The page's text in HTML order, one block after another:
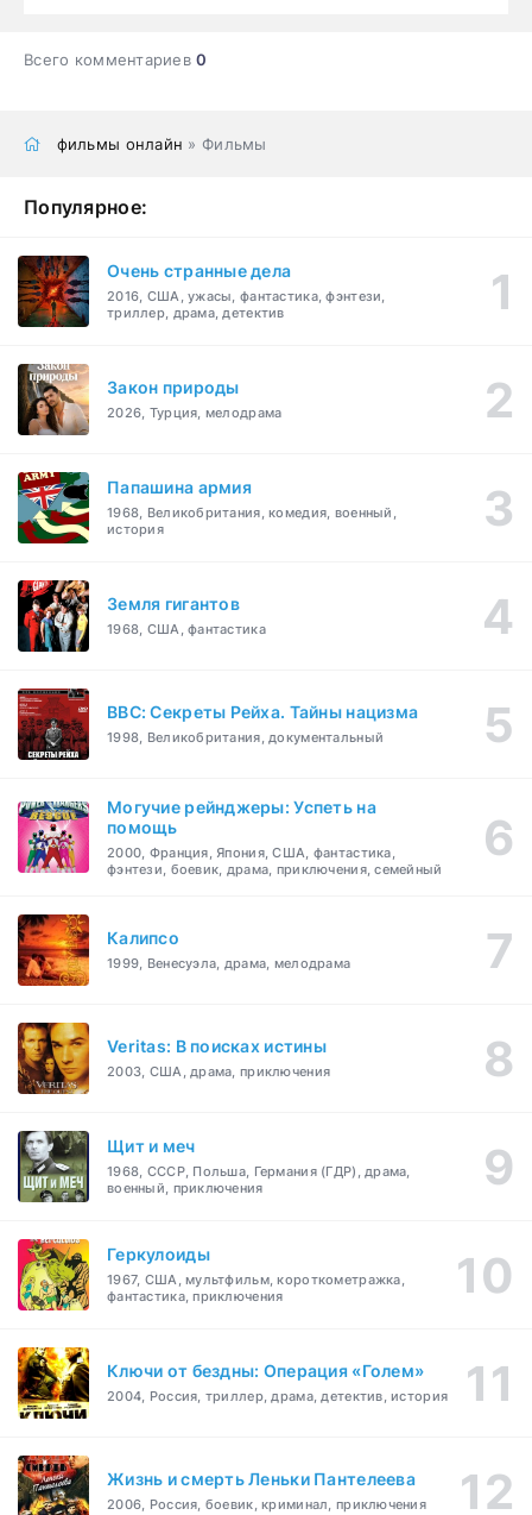
Всего комментариев0
фильмы онлайн » Фильмы
Популярное:
Очень странные дела
2016, США, ужасы, фантастика, фэнтези,
триллер, драма, детектив
Закон природы
2026, Турция, мелодрама
Папашина армия
1968, Великобритания, комедия, военный,
история
Земля гигантов
1968, США, фантастика
BBC: Секреты Рейха. Тайны нацизма
1998, Великобритания, документальный
Могучие рейнджеры: Успеть на
помощь
2000, Франция, Япония, США, фантастика,
фэнтези, боевик, драма, приключения, семейный
Калипсо
1999, Венесуэла, драма, мелодрама
Veritas: В поисках истины
2003, США, драма, приключения
Щит и меч
1968, СССР, Польша, Германия (ГДР), драма,
военный, приключения
Геркулоиды
1967, США, мультфильм, короткометражка,
фантастика, приключения
Ключи от бездны: Операция «Голем»
2004, Россия, триллер, драма, детектив, история
Жизнь и смерть Леньки Пантелеева
2006, Россия, боевик, криминал, приключения